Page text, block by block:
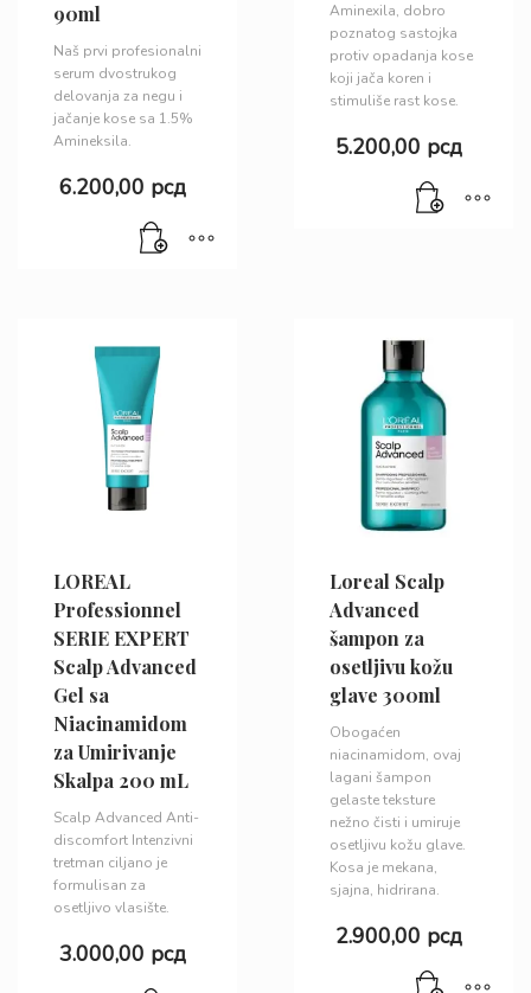
90ml
Naš prvi profesionalni
serum dvostrukog
delovanja za negu i
jačanje kose sa 1.5%
Amineksila.
6.200,00 рсд
Aminexila, dobro
poznatog sastojka
protiv opadanja kose
koji jača koren i
stimuliše rast kose.
5.200,00 рсд
LOREAL
Professionnel
SERIE EXPERT
Scalp Advanced
Gel sa
Niacinamidom
za Umirivanje
Skalpa 200 mL
Scalp Advanced Anti-
discomfort Intenzivni
tretman ciljano je
formulisan za
osetljivo vlasište.
3.000,00 рсд
Loreal Scalp
Advanced
šampon za
osetljivu kožu
glave 300ml
Obogaćen
niacinamidom, ovaj
lagani šampon
gelaste teksture
nežno čisti i umiruje
osetljivu kožu glave.
Kosa je mekana,
sjajna, hidrirana.
2.900,00 рсд